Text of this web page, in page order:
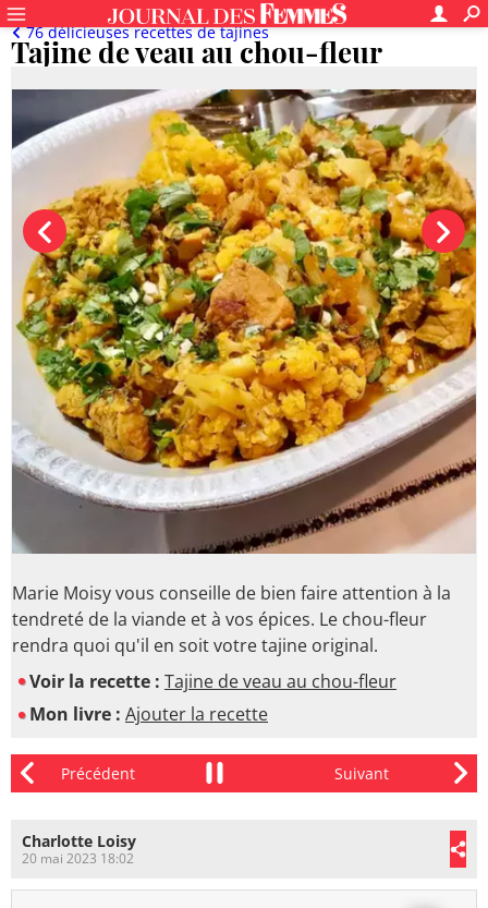
Tajine de veau au chou-fleur
76 délicieuses recettes de tajines
Marie Moisy vous conseille de bien faire attention à la
tendreté de la viande et à vos épices. Le chou-fleur
rendra quoi qu'il en soit votre tajine original.
Voir la recette : Tajine de veau au chou-fleur
Mon livre : Ajouter la recette
Charlotte Loisy
20 mai 2023 18:02